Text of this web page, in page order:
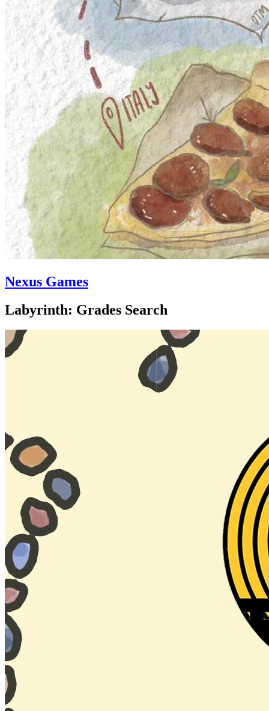
Nexus Games
Labyrinth: Grades Search